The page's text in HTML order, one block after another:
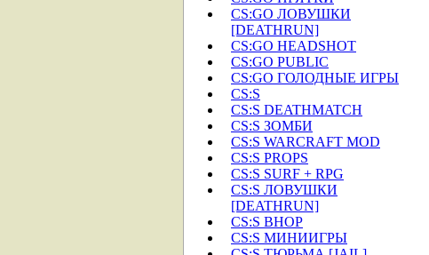
CS:GO ЛОВУШКИ
[DEATHRUN]
CS:GO HEADSHOT
CS:GO PUBLIC
CS:GO ГОЛОДНЫЕ ИГРЫ
CS:S
CS:S DEATHMATCH
CS:S ЗОМБИ
CS:S WARCRAFT MOD
CS:S PROPS
CS:S SURF + RPG
CS:S ЛОВУШКИ
[DEATHRUN]
CS:S BHOP
CS:S МИНИИГРЫ